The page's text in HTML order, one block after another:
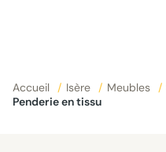
Accueil / Isère / Meubles /
Penderie en tissu